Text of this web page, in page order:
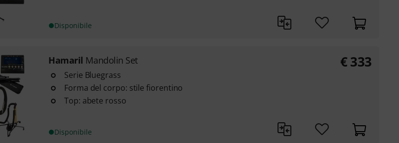
Disponibile
Hamaril Mandolin Set
Serie Bluegrass
Forma del corpo: stile fiorentino
Top: abete rosso
Disponibile
€333